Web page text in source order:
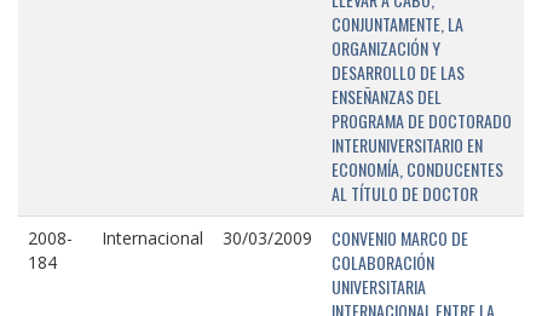
CONJUNTAMENTE, LA
ORGANIZACIÓN Y
DESARROLLO DE LAS
ENSEÑANZAS DEL
PROGRAMA DE DOCTORADO
INTERUNIVERSITARIO EN
ECONOMÍA, CONDUCENTES
AL TÍTULO DE DOCTOR
2008-
184
Internacional 30/03/2009
CONVENIO MARCO DE
COLABORACIÓN
UNIVERSITARIA
INTERNACIONAL ENTRE LA